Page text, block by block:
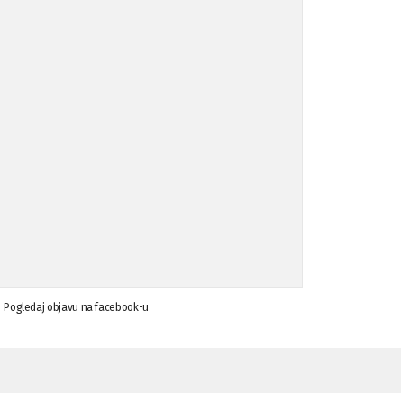
Pogledaj objavu na facebook-u